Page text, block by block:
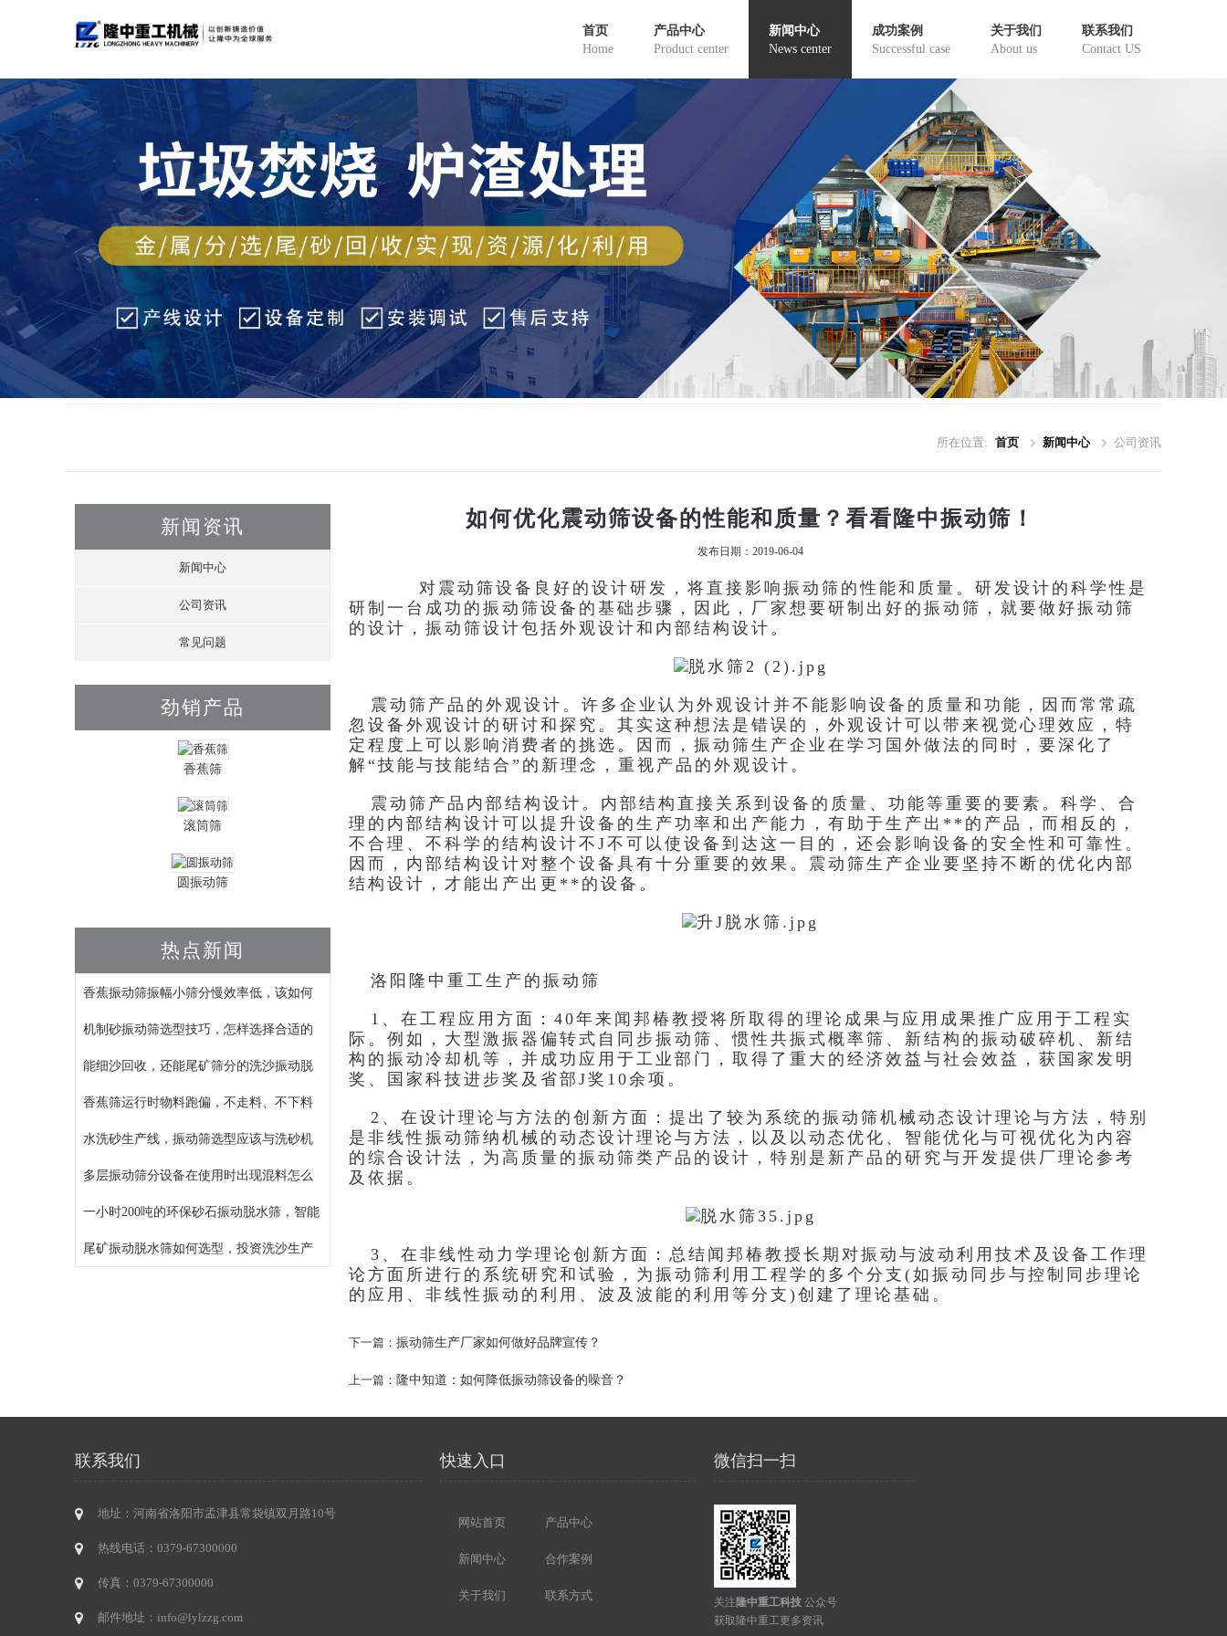
首页
Home
产品中心
Product center
新闻中心
News center
成功案例
Successful case
关于我们
About us
联系我们
Contact US
所在位置: 首页 新闻中心 公司资讯
新闻资讯
新闻中心
公司资讯
常见问题
劲销产品
香蕉筛
滚筒筛
圆振动筛
热点新闻
香蕉振动筛振幅小筛分慢效率低，该如何
机制砂振动筛选型技巧，怎样选择合适的
能细沙回收，还能尾矿筛分的洗沙振动脱
香蕉筛运行时物料跑偏，不走料、不下料
水洗砂生产线，振动筛选型应该与洗砂机
多层振动筛分设备在使用时出现混料怎么
一小时200吨的环保砂石振动脱水筛，智能
尾矿振动脱水筛如何选型，投资洗沙生产
如何优化震动筛设备的性能和质量？看看隆中振动筛！
发布日期：2019-06-04
对 震动筛设备良好的设计研发，将直接影响振动筛的性能和质量。研发设计的科学性是
研制一台成功的振动筛设备的基础步骤，因此，厂家想要研制出好的振动筛，就要做好振动筛
的设计，振动筛设计包括外观设计和内部结构设计。
震动筛产品的外观设计。许多企业认为外观设计并不能影响设备的质量和功能，因而常常疏
忽设备外观设计的研讨和探究。其实这种想法是错误的，外观设计可以带来视觉心理效应，特
定程度上可以影响消费者的挑选。因而，振动筛生产企业在学习国外做法的同时，要深化了
解“技能与技能结合”的新理念，重视产品的外观设计。
震动筛产品内部结构设计。内部结构直接关系到设备的质量、功能等重要的要素。科学、合
理的内部结构设计可以提升设备的生产功率和出产能力，有助于生产出**的产品，而相反的，
不合理、不科学的结构设计不J不可以使设备到达这一目的，还会影响设备的安全性和可靠性。
因而，内部结构设计对整个设备具有十分重要的效果。震动筛生产企业要坚持不断的优化内部
结构设计，才能出产出更**的设备。
洛阳隆中重工生产的振动筛
1、在工程应用方面： 40年来闻邦椿教授将所取得的理论成果与应用成果推广应用于工程实
际。例如，大型激振器偏转式自同步振动筛、惯性共振式概率筛、新结构的振动破碎机、新结
构的振动冷却机等，并成功 应用于工业部门，取得了重大的经济效益与社会效益，获国家发明
奖、国家科技进步奖及省部J奖10余项。
2、在设计理论与方法的创新方面： 提出了较为系统的振动筛机械动态设计理论与方法，特别
是非线性振动筛纳机械的动态设计理论与方法，以及以动态优化、智能优化与可视优化为内容
的综合设计法，为高质量的振动筛类产 品的设计，特别是新产品的研究与开发提供厂理论参考
及依据。
3、在非线性动力学理论创新方面： 总结闻邦椿教授长期对振动与波动利用技术及设备工作理
论方面所进行的系统研究和试验，为振动筛利用工程学的多个分支(如振动同步与控制同步理论
的应用、非线性振动的利用、波及波 能的利用等分支)创建了理论基础。
下一篇： 振动筛生产厂家如何做好品牌宣传？
上一篇： 隆中知道：如何降低振动筛设备的噪音？
联系我们
地址：河南省洛阳市孟津县常袋镇双月路10号
热线电话：0379-67300000
传真：0379-67300000
邮件地址：info@lylzzg.com
快速入口
网站首页 产品中心
新闻中心 合作案例
关于我们 联系方式
微信扫一扫
关注 隆中重工科技 公众号
获取隆中重工更多资讯